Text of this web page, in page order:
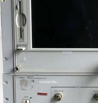
综合测试仪
网络分析仪
电桥测试仪
电池测试仪